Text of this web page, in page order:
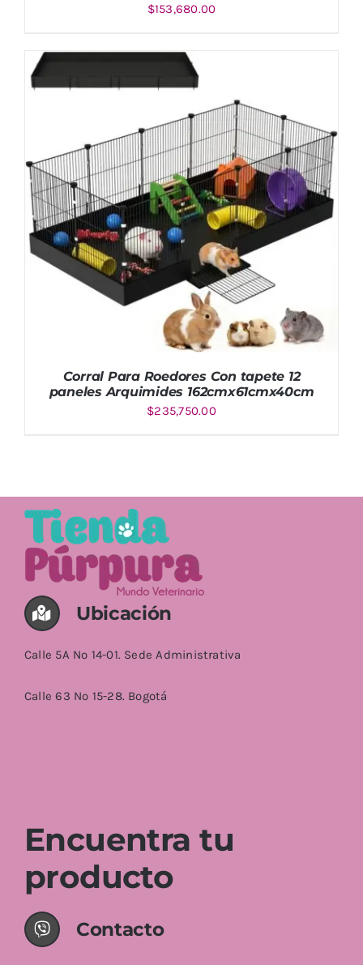
DETALLES
$153,680.00
AÑADIR AL CARRITO
Corral Para Roedores Con tapete 12
paneles Arquimides 162cmx61cmx40cm
$235,750.00
Ubicación
Calle 5A No 14-01. Sede Administrativa
Calle 63 No 15-28. Bogotá
Encuentra tu
producto
Contacto